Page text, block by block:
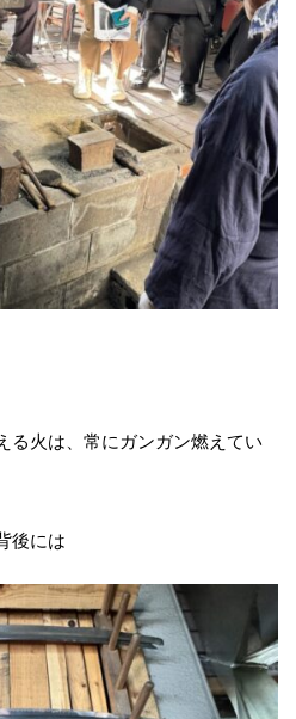
る火は、常にガンガン燃えてい
後には